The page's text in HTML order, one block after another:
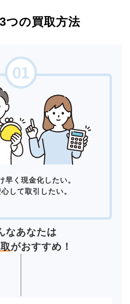
つの買取方法
早く現金化したい。
して取引したい。
なあなたは
がおすすめ！